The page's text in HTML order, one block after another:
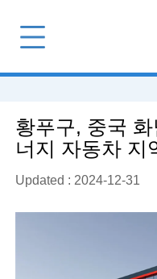
황푸구, 중국
너지 자동차 지
Updated : 2024-12-31